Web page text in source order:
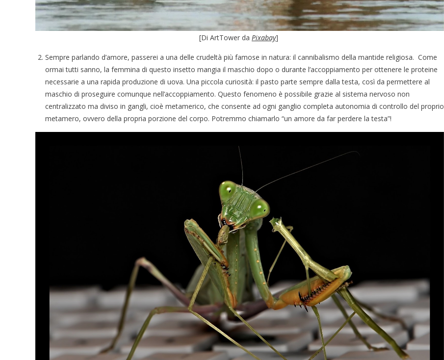
[Di ArtTower da Pixabay]
Sempre parlando d’amore, passerei a una delle crudeltà più famose in natura: il cannibalismo della mantide religiosa. Come
ormai tutti sanno, la femmina di questo insetto mangia il maschio dopo o durante l’accoppiamento per ottenere le proteine
necessarie a una rapida produzione di uova. Una piccola curiosità: il pasto parte sempre dalla testa, così da permettere al
maschio di proseguire comunque nell’accoppiamento. Questo fenomeno è possibile grazie al sistema nervoso non
centralizzato ma diviso in gangli, cioè metamerico, che consente ad ogni ganglio completa autonomia di controllo del proprio
metamero, ovvero della propria porzione del corpo. Potremmo chiamarlo “un amore da far perdere la testa”!